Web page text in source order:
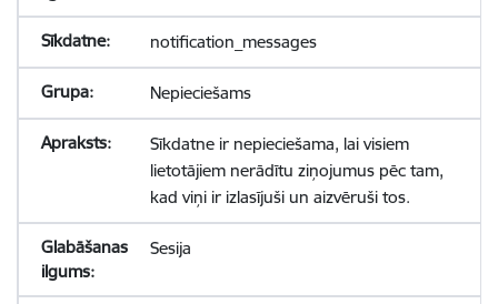
notification_messages
Nepieciešams
Sīkdatne ir nepieciešama, lai visiem
lietotājiem nerādītu ziņojumus pēc tam,
kad viņi ir izlasījuši un aizvēruši tos.
Sesija